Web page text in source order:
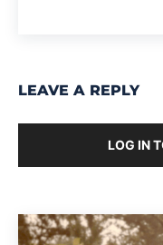
LEAVE A REPLY
LOG IN